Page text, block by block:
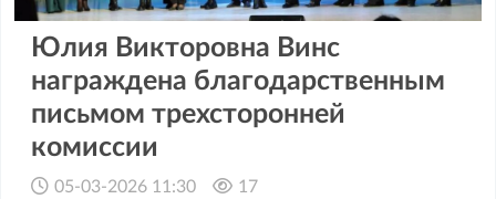
Юлия Викторовна Винс
награждена благодарственным
письмом трехсторонней
комиссии
05-03-2026 11:30 17